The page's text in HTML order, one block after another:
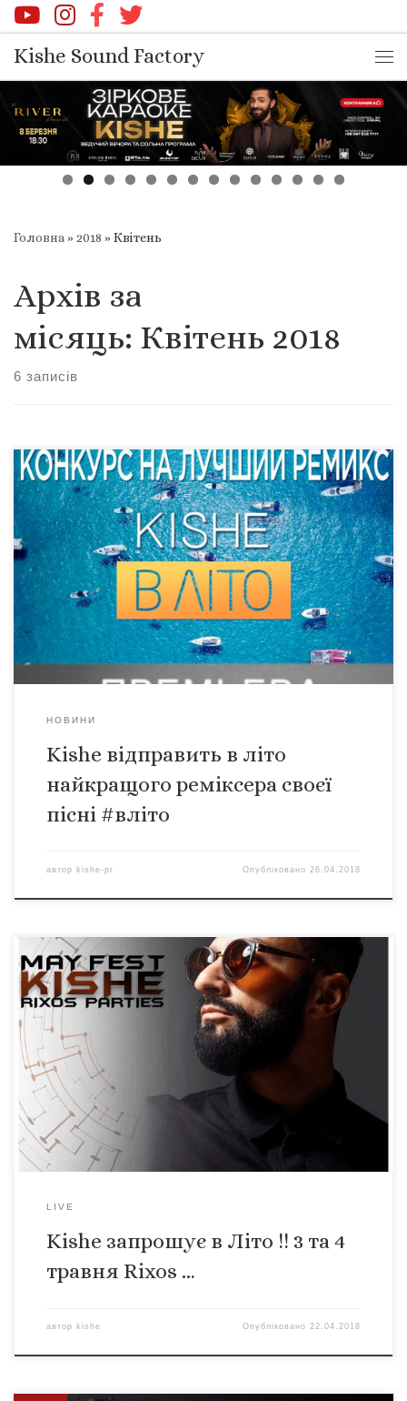
Перейти до вмісту
Kishe Sound Factory
Головна»2018 »Квітень
Архів за
місяць: Квітень 2018
6 записів
До старту календарного літа залишається місяць, а в
українському музичному просторі літо вже
розпочалося завдяки сонячній, теплій і дуже стильній
роботі Kishе, що своєю назвою запрошує всіх в літо.
Другій місяць поспіль кліп на пісню #вліто штурмує хіт-
паради на музичних телеканалах та завойовує нові і нові
радіо-хвилі . Ось і […]
НОВИНИ
Kishe відправить в літо
найкращого реміксера своєї
пісні #вліто
автор kishe-pr Опубліковано 26.04.2018
Співак Kishe по справжньому запрошує всіх в літо !!
Третього та четвертого травня в Готелях Rixos Seagate
Sharm & Rixos Sharm El Sheikh відбудуться виступи
артиста в рамках May Fest 2018 !! Ми запрошуємо всіх
приєднуватись до нашого відпочинку і концертів як
що ви ще не вирішили де провести Травневі […]
LIVE
Kishe запрошує в Літо !! 3 та 4
травня Rixos …
автор kishe Опубліковано22.04.2018